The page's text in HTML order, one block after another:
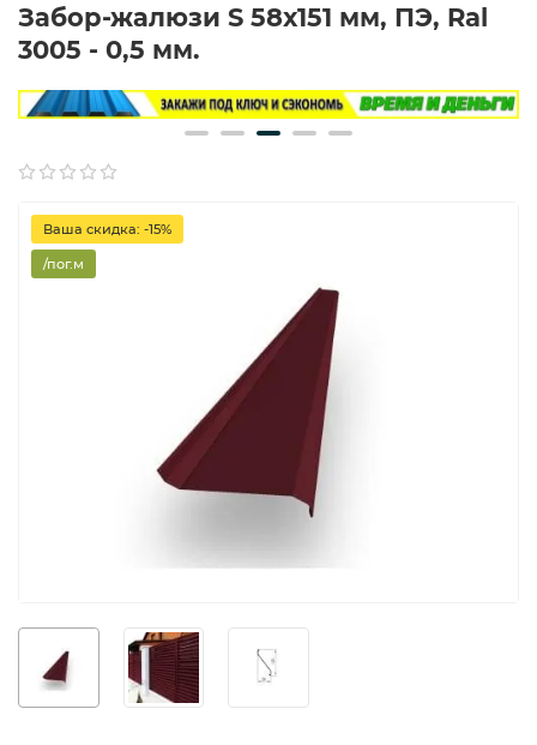
Забор-жалюзи S 58х151 мм, ПЭ, Ral
3005 - 0,5 мм.
Ваша скидка: -15%
/пог.м